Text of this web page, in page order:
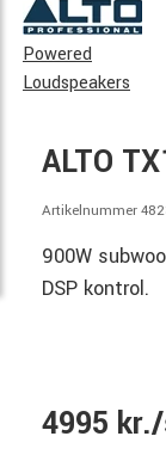
Powered
Loudspeakers
ALTO
Artikelnummer
900W
DSP kontrol.
4995